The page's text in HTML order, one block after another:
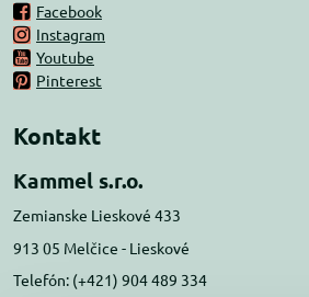
Facebook
Instagram
Youtube
Pinterest
Kontakt
Kammel s.r.o.
Zemianske Lieskové 433
913 05 Melčice - Lieskové
Telefón: (+421) 904 489 334